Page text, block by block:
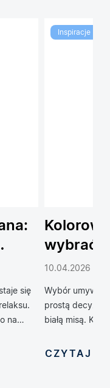
się
na
Inspiracje
wybrać
do
10.04.2026
Wybór
prostą decyzją
białą misą.
oferując
CZYTAJ